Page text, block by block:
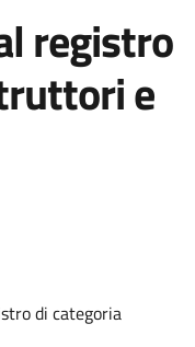
registro
e
di categoria